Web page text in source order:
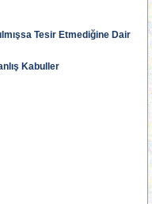
Tesir Etmediğine Dair
Kabuller